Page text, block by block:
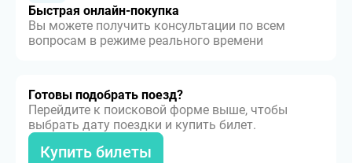
Быстрая онлайн-покупка
Вы можете получить консультации по всем
вопросам в режиме реального времени
Готовы подобрать поезд?
Перейдите к поисковой форме выше, чтобы
выбрать дату поездки и купить билет.
Купить билеты